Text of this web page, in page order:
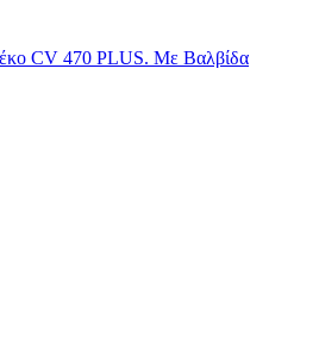
CV 470 PLUS. Με Βαλβίδα